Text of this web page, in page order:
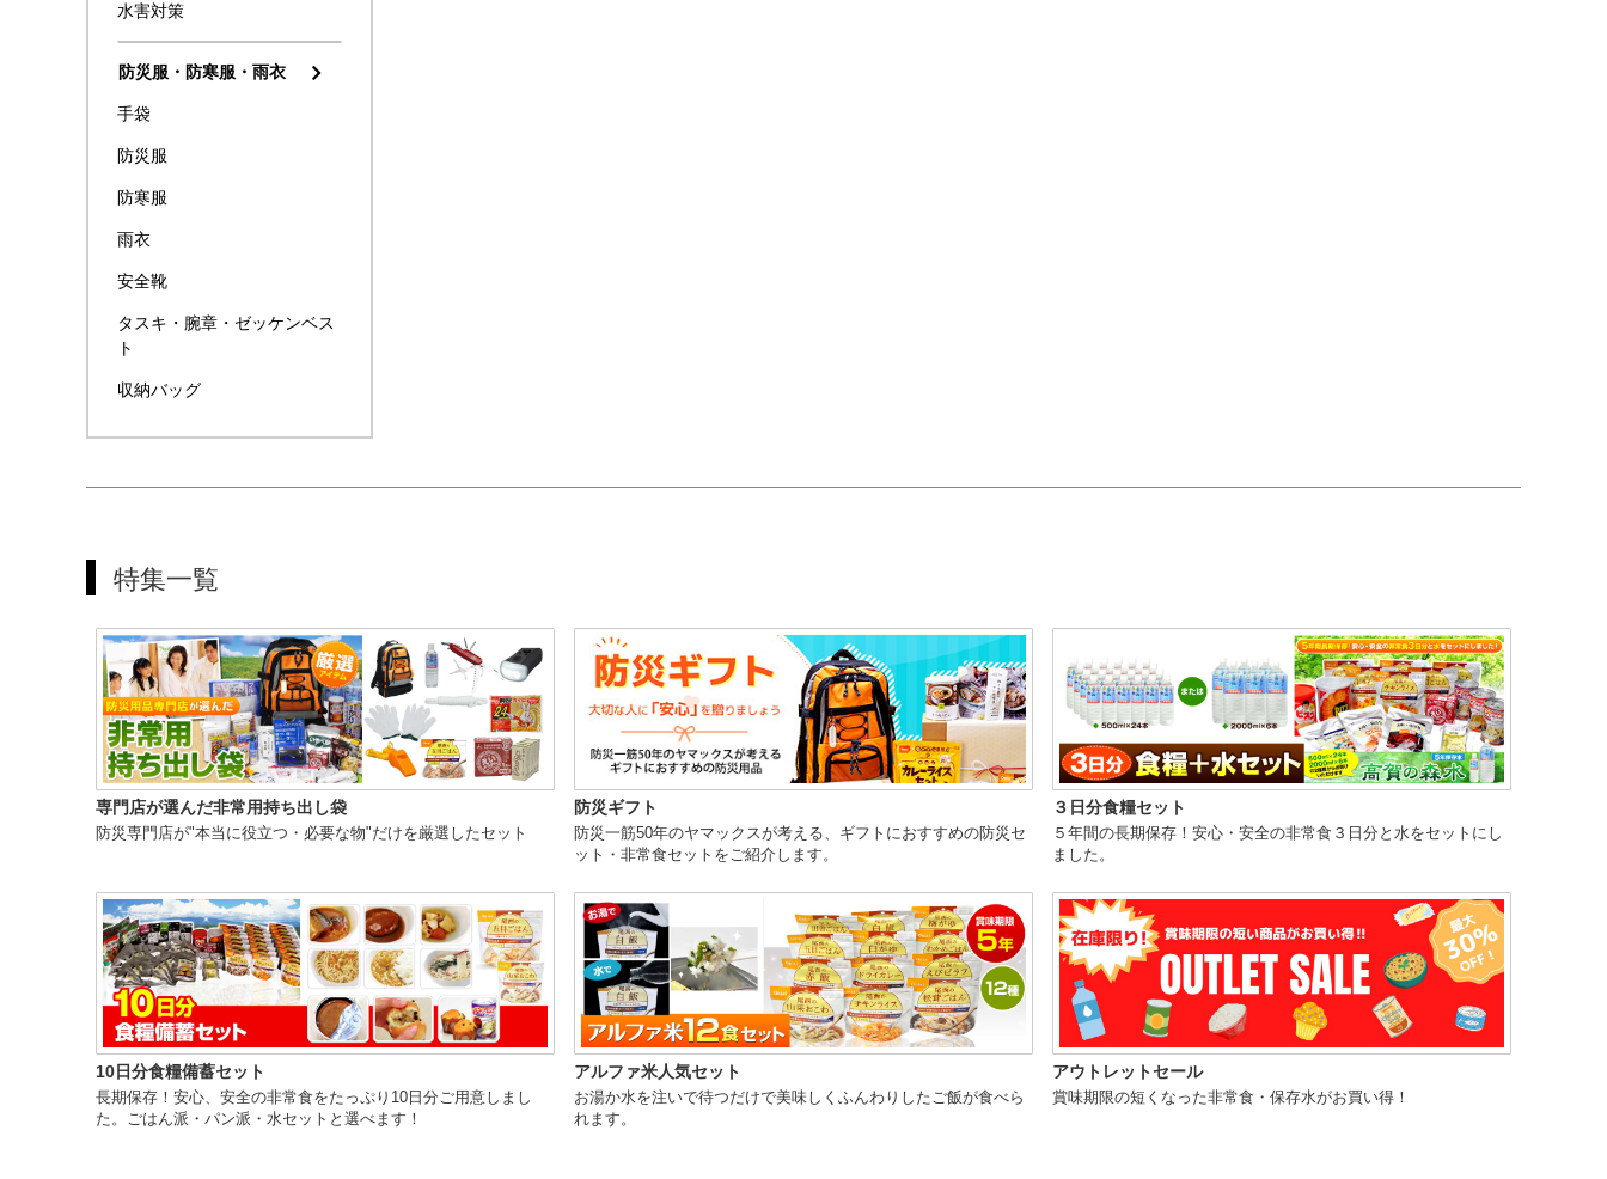
水害対策
防災服・防寒服・雨衣
手袋
防災服
防寒服
雨衣
安全靴
タスキ・腕章・ゼッケンベス
ト
収納バッグ
特集一覧
専門店が選んだ非常用持ち出し袋
防災専門店が"本当に役立つ・必要な物"だけを厳選したセット
防災ギフト
防災一筋50年のヤマックスが考える、ギフトにおすすめの防災セ
ット・非常食セットをご紹介します。
３日分食糧セット
５年間の長期保存！安心・安全の非常食３日分と水をセットにし
ました。
10日分食糧備蓄セット
長期保存！安心、安全の非常食をたっぷり10日分ご用意しまし
た。ごはん派・パン派・水セットと選べます！
アルファ米人気セット
お湯か水を注いで待つだけで美味しくふんわりしたご飯が食べら
れます。
アウトレットセール
賞味期限の短くなった非常食・保存水がお買い得！